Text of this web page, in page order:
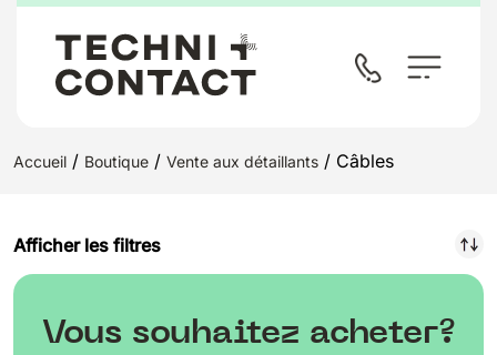
Accueil / Boutique / Vente aux détaillants / Câbles
Afficher les filtres
Vous souhaitez acheter?